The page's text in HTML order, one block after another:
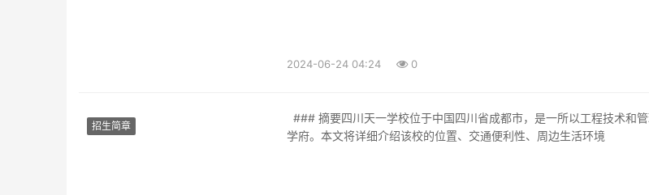
2024-06-24 04:24 0
招生简章
学府。本文将详细介绍该校的位置、交通便利性、周边生活环境